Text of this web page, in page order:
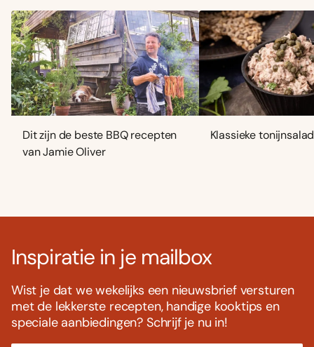
Dit zijn de beste BBQ recepten
van Jamie Oliver
Klassieke
Inspiratie in je mailbox
Wist je dat we wekelijks een nieuwsbrief versturen
met de lekkerste recepten, handige kooktips en
speciale aanbiedingen? Schrijf je nu in!